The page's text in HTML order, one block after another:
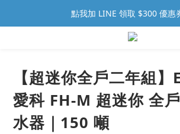
點我加 LINE 領取 $300 優惠
【超迷你全戶二年組】
愛科 FH-M 超迷你 全
水器｜150 噸